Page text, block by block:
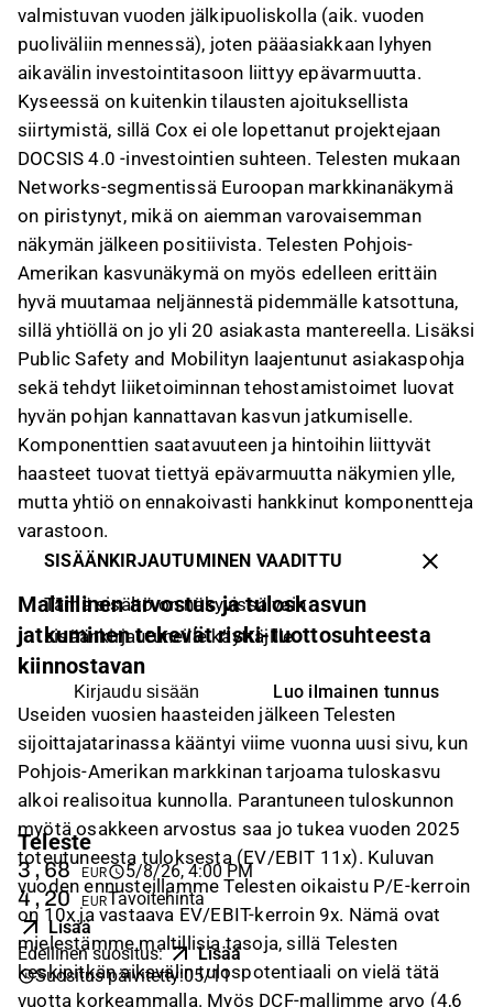
valmistuvan vuoden jälkipuoliskolla (aik. vuoden
puoliväliin mennessä), joten pääasiakkaan lyhyen
aikavälin investointitasoon liittyy epävarmuutta.
Kyseessä on kuitenkin tilausten ajoituksellista
siirtymistä, sillä Cox ei ole lopettanut projektejaan
DOCSIS 4.0 -investointien suhteen. Telesten mukaan
Networks-segmentissä Euroopan markkinanäkymä
on piristynyt, mikä on aiemman varovaisemman
näkymän jälkeen positiivista. Telesten Pohjois-
Amerikan kasvunäkymä on myös edelleen erittäin
hyvä muutamaa neljännestä pidemmälle katsottuna,
sillä yhtiöllä on jo yli 20 asiakasta mantereella. Lisäksi
Public Safety and Mobilityn laajentunut asiakaspohja
sekä tehdyt liiketoiminnan tehostamistoimet luovat
hyvän pohjan kannattavan kasvun jatkumiselle.
Komponenttien saatavuuteen ja hintoihin liittyvät
haasteet tuovat tiettyä epävarmuutta näkymien ylle,
mutta yhtiö on ennakoivasti hankkinut komponentteja
varastoon.
Maltillinen arvostus ja tuloskasvun
jatkuminen tekevät riski-tuottosuhteesta
kiinnostavan
Useiden vuosien haasteiden jälkeen Telesten
sijoittajatarinassa kääntyi viime vuonna uusi sivu, kun
Pohjois-Amerikan markkinan tarjoama tuloskasvu
alkoi realisoitua kunnolla. Parantuneen tuloskunnon
myötä osakkeen arvostus saa jo tukea vuoden 2025
toteutuneesta tuloksesta (EV/EBIT 11x). Kuluvan
vuoden ennusteillamme Telesten oikaistu P/E-kerroin
on 10x ja vastaava EV/EBIT-kerroin 9x. Nämä ovat
mielestämme maltillisia tasoja, sillä Telesten
keskipitkän aikavälin tulospotentiaali on vielä tätä
vuotta korkeammalla. Myös DCF-mallimme arvo (4,6
SISÄÄNKIRJAUTUMINEN VAADITTU
Tämä sisältö on näkyvissä vain
sisäänkirjautuneille käyttäjille
Kirjaudu sisään Luo ilmainen tunnus
Teleste
3,68 EUR 5/8/26, 4:00 PM
4,20 EURTavoitehinta
Lisää
Edellinen suositus:
Lisää
Suositus päivitetty:05/11